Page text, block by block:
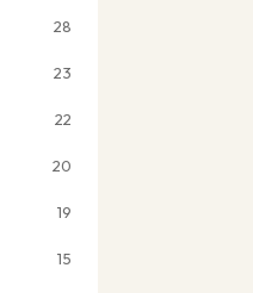
28
23
22
20
19
15